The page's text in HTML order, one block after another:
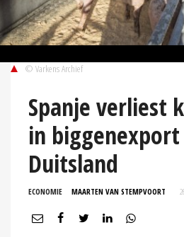
© Varkens Archief
Spanje verliest
in
Duitsland
ECONOMIE MAARTEN VAN STEMPVOORT